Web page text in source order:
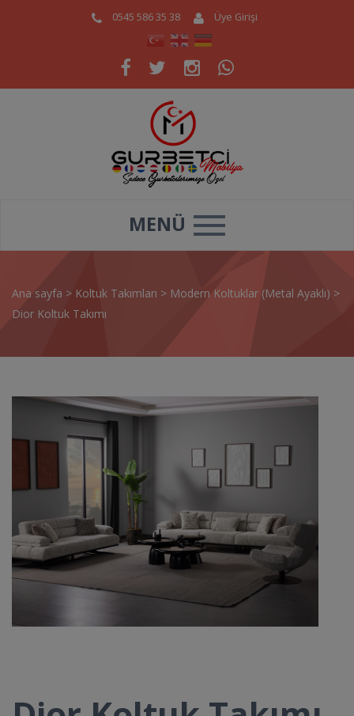
0545 586 35 38 Üye Girişi
MENÜ
Ana sayfa > Koltuk Takımları > Modern Koltuklar (Metal Ayaklı) >
Dior Koltuk Takımı